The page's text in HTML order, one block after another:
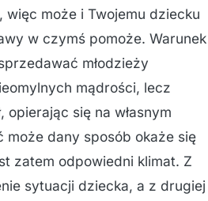
więc może i Twojemu dziecku
w czymś pomoże. Warunek
młodzieży
mądrości, lecz
opierając się na własnym
może dany sposób okaże się
zatem odpowiedni klimat. Z
sytuacji dziecka, a z drugiej